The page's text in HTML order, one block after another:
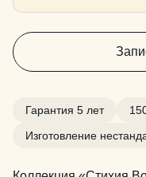
Гарантия 5 лет
Изготовление